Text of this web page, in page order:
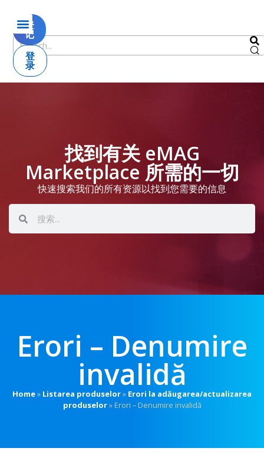
登
记
登
录
找到有关 eMAG
Marketplace 所需的一切
快速搜索我们的所有资源以找到您需要的信息
Erori – Denumire
invalidă
Home» Listarea produselor» Erori la adăugarea/actualizarea
produselor»Erori – Denumire invalidă